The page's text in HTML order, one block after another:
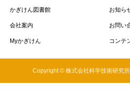
かぎけん図書館 お知ら
会社案内 お問い
Myかぎけん コンテ
Copyright © 株式会社科学技術研究